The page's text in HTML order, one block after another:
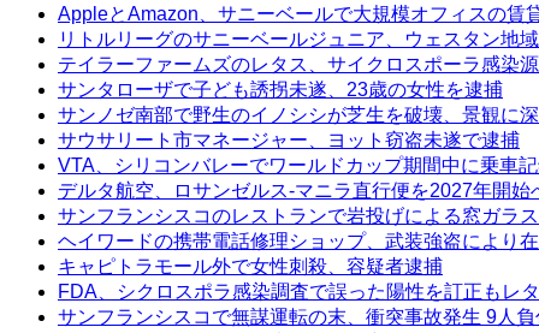
AppleとAmazon、サニーベールで大規模オフィスの賃
リトルリーグのサニーベールジュニア、ウェスタン地
テイラーファームズのレタス、サイクロスポーラ感染
サンタローザで子ども誘拐未遂、23歳の女性を逮捕
サンノゼ南部で野生のイノシシが芝生を破壊、景観に
サウサリート市マネージャー、ヨット窃盗未遂で逮捕
VTA、シリコンバレーでワールドカップ期間中に乗車
デルタ航空、ロサンゼルス-マニラ直行便を2027年開始
サンフランシスコのレストランで岩投げによる窓ガラ
ヘイワードの携帯電話修理ショップ、武装強盗により
キャピトラモール外で女性刺殺、容疑者逮捕
FDA、シクロスポラ感染調査で誤った陽性を訂正もレ
サンフランシスコで無謀運転の末、衝突事故発生 9人負